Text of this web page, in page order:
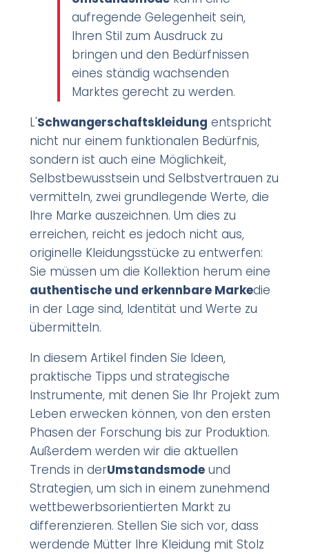
aufregende Gelegenheit sein,
Ihren Stil zum Ausdruck zu
bringen und den Bedürfnissen
eines ständig wachsenden
Marktes gerecht zu werden.
L'Schwangerschaftskleidung entspricht
nicht nur einem funktionalen Bedürfnis,
sondern ist auch eine Möglichkeit,
Selbstbewusstsein und Selbstvertrauen zu
vermitteln, zwei grundlegende Werte, die
Ihre Marke auszeichnen. Um dies zu
erreichen, reicht es jedoch nicht aus,
originelle Kleidungsstücke zu entwerfen:
Sie müssen um die Kollektion herum eine
authentische und erkennbare Markedie
in der Lage sind, Identität und Werte zu
übermitteln.
In diesem Artikel finden Sie Ideen,
praktische Tipps und strategische
Instrumente, mit denen Sie Ihr Projekt zum
Leben erwecken können, von den ersten
Phasen der Forschung bis zur Produktion.
Außerdem werden wir die aktuellen
Trends in derUmstandsmodeund
Strategien, um sich in einem zunehmend
wettbewerbsorientierten Markt zu
differenzieren. Stellen Sie sich vor, dass
werdende Mütter Ihre Kleidung mit Stolz